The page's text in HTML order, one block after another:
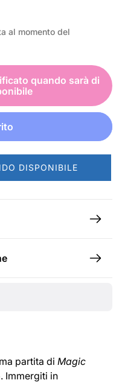
al momento del
quando sarà di
DISPONIBILE
partita di Magic
Immergiti in